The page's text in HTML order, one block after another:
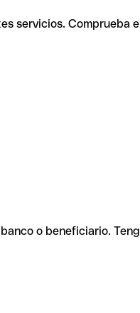
servicios.
o beneficiario.